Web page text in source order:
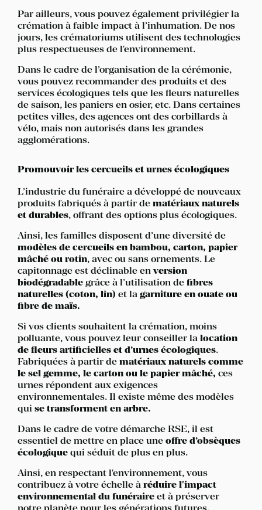
Par ailleurs, vous pouvez également privilégier la
crémation à faible impact à l’inhumation. De nos
jours, les crématoriums utilisent des technologies
plus respectueuses de l'environnement.
Dans le cadre de l’organisation de la cérémonie,
vous pouvez recommander des produits et des
services écologiques tels que les fleurs naturelles
de saison, les paniers en osier, etc. Dans certaines
petites villes, des agences ont des corbillards à
vélo, mais non autorisés dans les grandes
agglomérations.
Promouvoir les cercueils et urnes écologiques
L’industrie du funéraire a développé de nouveaux
produits fabriqués à partir de matériaux naturels
et durables, offrant des options plus écologiques.
Ainsi, les familles disposent d’une diversité de
modèles de cercueils en bambou, carton, papier
mâché ou rotin, avec ou sans ornements. Le
capitonnage est déclinable en version
biodégradable grâce à l’utilisation de fibres
naturelles (coton, lin) et la garniture en ouate ou
fibre de maïs.
Si vos clients souhaitent la crémation, moins
polluante, vous pouvez leur conseiller la location
de fleurs artificielles et d’urnes écologiques.
Fabriquées à partir de matériaux naturels comme
le sel gemme, le carton ou le papier mâché, ces
urnes répondent aux exigences
environnementales. Il existe même des modèles
qui se transforment en arbre.
Dans le cadre de votre démarche RSE, il est
essentiel de mettre en place une offre d’obsèques
écologique qui séduit de plus en plus.
Ainsi, en respectant l'environnement, vous
contribuez à votre échelle à réduire l'impact
environnemental du funéraire et à préserver